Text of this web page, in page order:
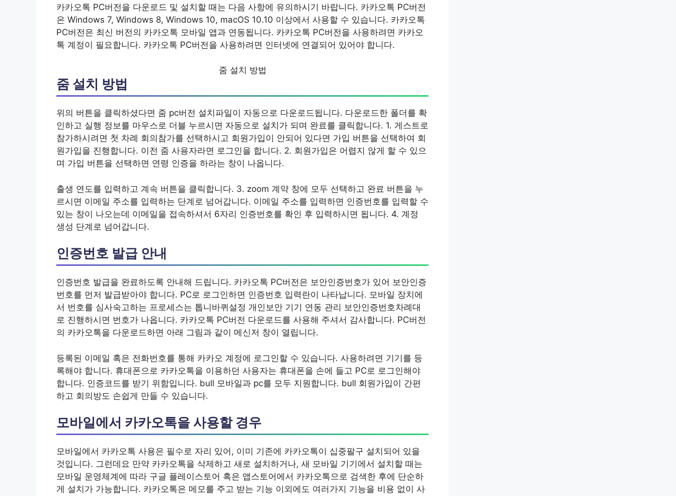
카카오톡 PC버전을 다운로드 및 설치할 때는 다음 사항에 유의하시기 바랍니다. 카카오톡 PC버전
은 Windows 7, Windows 8, Windows 10, macOS 10.10 이상에서 사용할 수 있습니다. 카카오톡
PC버전은 최신 버전의 카카오톡 모바일 앱과 연동됩니다. 카카오톡 PC버전을 사용하려면 카카오
톡 계정이 필요합니다. 카카오톡 PC버전을 사용하려면 인터넷에 연결되어 있어야 합니다.
줌 설치 방법
줌 설치 방법
위의 버튼을 클릭하셨다면 줌 pc버전 설치파일이 자동으로 다운로드됩니다. 다운로드한 폴더를 확
인하고 실행 정보를 마우스로 더블 누르시면 자동으로 설치가 되며 완료를 클릭합니다. 1. 게스트로
참가하시려면 첫 차례 회의참가를 선택하시고 회원가입이 안되어 있다면 가입 버튼을 선택하여 회
원가입을 진행합니다. 이전 줌 사용자라면 로그인을 합니다. 2. 회원가입은 어렵지 않게 할 수 있으
며 가입 버튼을 선택하면 연령 인증을 하라는 창이 나옵니다.
출생 연도를 입력하고 계속 버튼을 클릭합니다. 3. zoom 계약 창에 모두 선택하고 완료 버튼을 누
르시면 이메일 주소를 입력하는 단계로 넘어갑니다. 이메일 주소를 입력하면 인증번호를 입력할 수
있는 창이 나오는데 이메일을 접속하셔서 6자리 인증번호를 확인 후 입력하시면 됩니다. 4. 계정
생성 단계로 넘어갑니다.
인증번호 발급 안내
인증번호 발급을 완료하도록 안내해 드립니다. 카카오톡 PC버전은 보안인증번호가 있어 보안인증
번호를 먼저 발급받아야 합니다. PC로 로그인하면 인증번호 입력란이 나타납니다. 모바일 장치에
서 번호를 심사숙고하는 프로세스는 톱니바퀴설정 개인보안 기기 연동 관리 보안인증번호차례대
로 진행하시면 번호가 나옵니다. 카카오톡 PC버전 다운로드를 사용해 주셔서 감사합니다. PC버전
의 카카오톡을 다운로드하면 아래 그림과 같이 메신저 창이 열립니다.
등록된 이메일 혹은 전화번호를 통해 카카오 계정에 로그인할 수 있습니다. 사용하려면 기기를 등
록해야 합니다. 휴대폰으로 카카오톡을 이용하던 사용자는 휴대폰을 손에 들고 PC로 로그인해야
합니다. 인증코드를 받기 위함입니다. bull 모바일과 pc를 모두 지원합니다. bull 회원가입이 간편
하고 회의방도 손쉽게 만들 수 있습니다.
모바일에서 카카오톡을 사용할 경우
모바일에서 카카오톡 사용은 필수로 자리 있어, 이미 기존에 카카오톡이 십중팔구 설치되어 있을
것입니다. 그런데요 만약 카카오톡을 삭제하고 새로 설치하거나, 새 모바일 기기에서 설치할 때는
모바일 운영체계에 따라 구글 플레이스토어 혹은 앱스토어에서 카카오톡으로 검색한 후에 단순하
게 설치가 가능합니다. 카카오톡은 메모를 주고 받는 기능 이외에도 여러가지 기능을 비용 없이 사